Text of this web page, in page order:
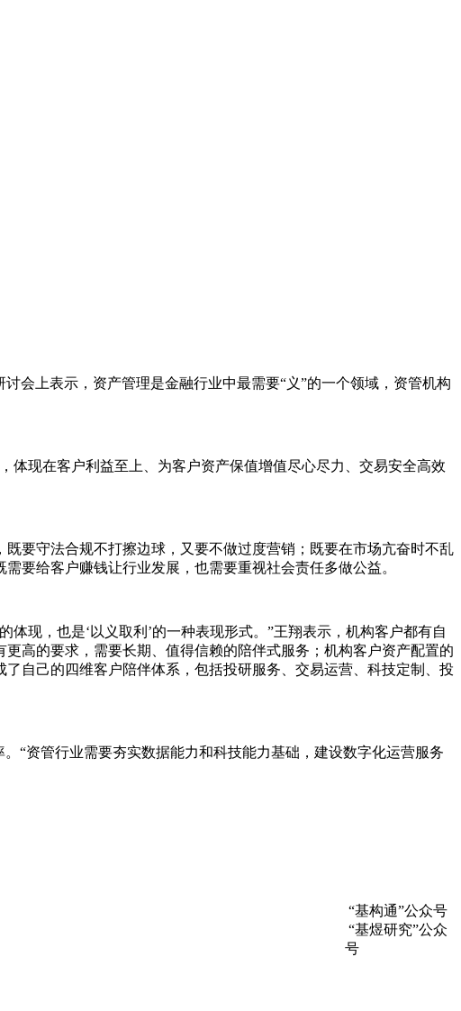
会上表示，资产管理是金融行业中最需要“义”的一个领域，资管机构
体现在客户利益至上、为客户资产保值增值尽心尽力、交易安全高效
要守法合规不打擦边球，又要不做过度营销；既要在市场亢奋时不乱
要给客户赚钱让行业发展，也需要重视社会责任多做公益。
现，也是‘以义取利’的一种表现形式。”王翔表示，机构客户都有自
高的要求，需要长期、值得信赖的陪伴式服务；机构客户资产配置的
自己的四维客户陪伴体系，包括投研服务、交易运营、科技定制、投
“资管行业需要夯实数据能力和科技能力基础，建设数字化运营服务
“基构通”公众号
“基煜研究”公众
号